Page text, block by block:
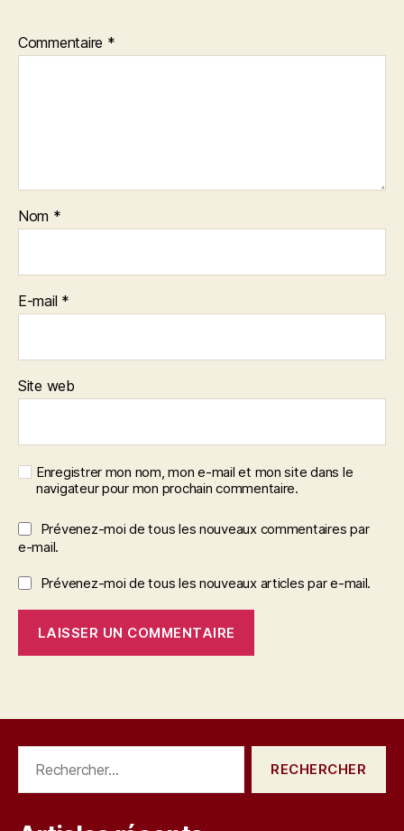
Commentaire *
Nom *
E-mail *
Site web
Enregistrer mon nom, mon e-mail et mon site dans le
navigateur pour mon prochain commentaire.
Prévenez-moi de tous les nouveaux commentaires par
e-mail.
Prévenez-moi de tous les nouveaux articles par e-mail.